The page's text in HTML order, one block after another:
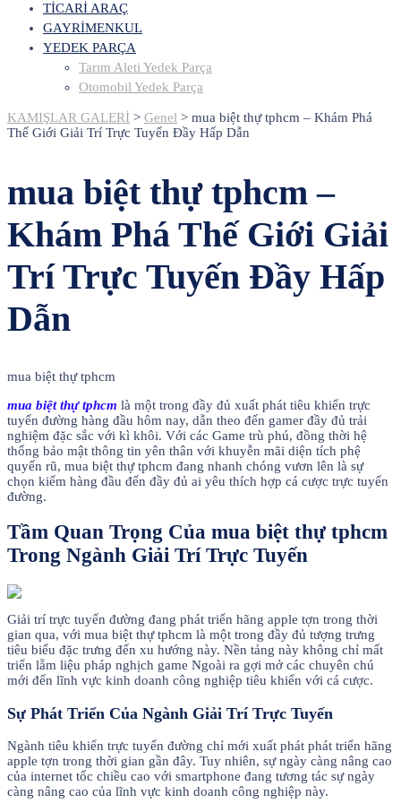
TİCARİ ARAÇ
GAYRİMENKUL
YEDEK PARÇA
Tarım Aleti Yedek Parça
Otomobil Yedek Parça
KAMIŞLAR GALERİ > Genel > mua biệt thự tphcm – Khám Phá
Thế Giới Giải Trí Trực Tuyến Đầy Hấp Dẫn
mua biệt thự tphcm –
Khám Phá Thế Giới Giải
Trí Trực Tuyến Đầy Hấp
Dẫn
mua biệt thự tphcm
mua biệt thự tphcm là một trong đầy đủ xuất phát tiêu khiển trực
tuyến đường hàng đầu hôm nay, dẫn theo đến gamer đầy đủ trải
nghiệm đặc sắc với kì khôi. Với các Game trù phú, đồng thời hệ
thống bảo mật thông tin yên thân với khuyễn mãi diện tích phệ
quyến rũ, mua biệt thự tphcm đang nhanh chóng vươn lên là sự
chọn kiếm hàng đầu đến đầy đủ ai yêu thích hợp cá cược trực tuyến
đường.
Tầm Quan Trọng Của mua biệt thự tphcm
Trong Ngành Giải Trí Trực Tuyến
Giải trí trực tuyến đường đang phát triển hãng apple tợn trong thời
gian qua, với mua biệt thự tphcm là một trong đầy đủ tượng trưng
tiêu biểu đặc trưng đến xu hướng này. Nền tảng này không chỉ mất
triển lẵm liệu pháp nghịch game Ngoài ra gợi mở các chuyên chú
mới đến lĩnh vực kinh doanh công nghiệp tiêu khiển với cá cược.
Sự Phát Triển Của Ngành Giải Trí Trực Tuyến
Ngành tiêu khiển trực tuyến đường chỉ mới xuất phát phát triển hãng
apple tợn trong thời gian gần đây. Tuy nhiên, sự ngày càng nâng cao
của internet tốc chiều cao với smartphone đang tương tác sự ngày
càng nâng cao của lĩnh vực kinh doanh công nghiệp này.